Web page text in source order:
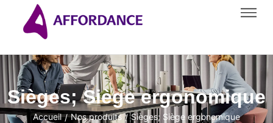
Sièges; Siège ergonomique
Accueil / Nos produits / Sièges; Siège ergonomique